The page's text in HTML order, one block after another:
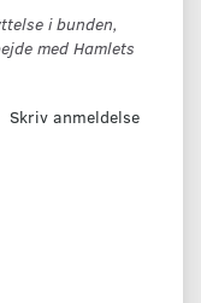
i bunden,
med Hamlets
Skriv anmeldelse